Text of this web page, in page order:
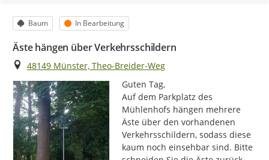
Kategorie
Baum Status
In Bearbeitung
Äste hängen über Verkehrsschildern
Ort
48149 Münster, Theo-Breider-Weg
Guten Tag,
Auf dem Parkplatz des
Mühlenhofs hängen mehrere
Äste über den vorhandenen
Verkehrsschildern, sodass diese
kaum noch einsehbar sind. Bitte